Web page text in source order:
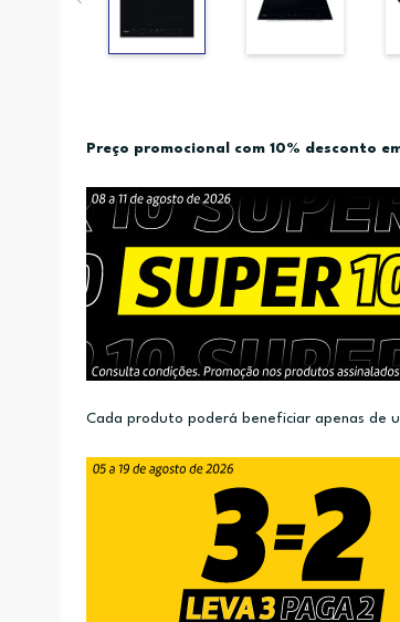
Preço promocional com 10% desconto
Cada produto poderá beneficiar apenas de